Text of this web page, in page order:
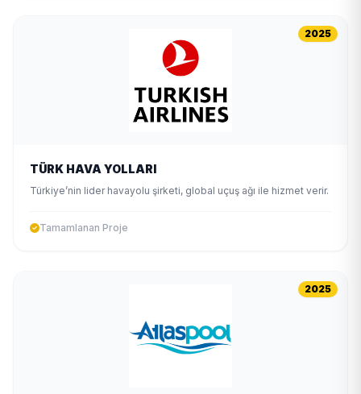
2025
TÜRK HAVA YOLLARI
Türkiye’nin lider havayolu şirketi, global uçuş ağı ile hizmet verir.
Tamamlanan Proje
2025